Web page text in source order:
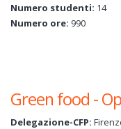
Numero studenti: 14
Numero ore: 990
Green food -
Delegazione-CFP: